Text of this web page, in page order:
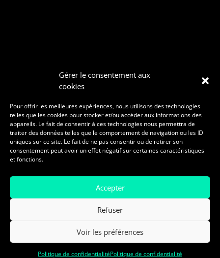
Gérer le consentement aux
cookies
Pour offrir les meilleures expériences, nous utilisons des technologies
telles que les cookies pour stocker et/ou accéder aux informations des
appareils. Le fait de consentir à ces technologies nous permettra de
traiter des données telles que le comportement de navigation ou les ID
uniques sur ce site. Le fait de ne pas consentir ou de retirer son
consentement peut avoir un effet négatif sur certaines caractéristiques
et fonctions.
Accepter
Refuser
Voir les préférences
Politique de confidentialitéPolitique de confidentialité
Copyright © 2026 ReachOut Communication
Politique de confidentialité